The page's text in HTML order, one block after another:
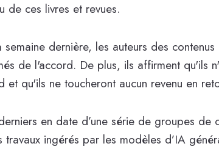
de ces livres et revues.
dernière, les auteurs des
de l'accord. De plus, ils affirment qu'ils
qu'ils ne toucheront aucun revenu en
en date d’une série de groupes de
travaux ingérés par les modèles d’IA